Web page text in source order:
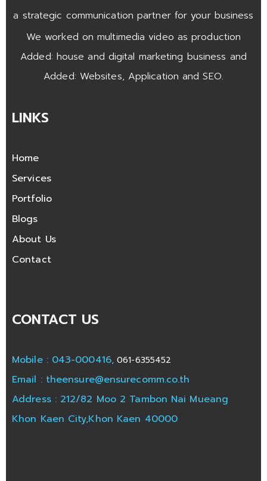
a strategic communication partner for your business
We worked on multimedia video as production
Added: house and digital marketing business and
Added: Websites, Application and SEO.
LINKS
Home
Services
Portfolio
Blogs
About Us
Contact
CONTACT US
Mobile : 043-000416, 061-6355452
Email : theensure@ensurecomm.co.th
Address : 212/82 Moo 2 Tambon Nai Mueang
Khon Kaen City,Khon Kaen 40000